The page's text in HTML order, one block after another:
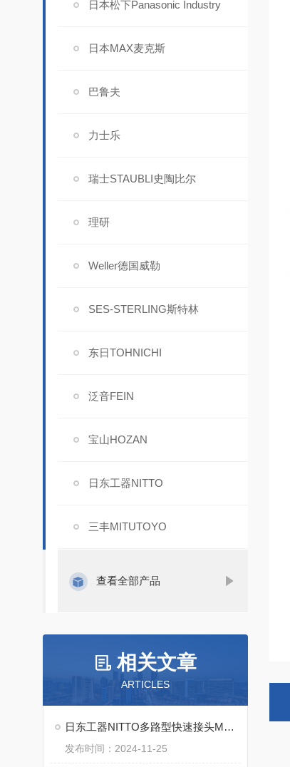
日本松下Panasonic Industry
日本MAX麦克斯
巴鲁夫
力士乐
瑞士STAUBLI史陶比尔
理研
Weller德国威勒
SES-STERLING斯特林
东日TOHNICHI
泛音FEIN
宝山HOZAN
日东工器NITTO
三丰MITUTOYO
查看全部产品
相关文章
ARTICLES
日东工器NITTO多路型快速接头MAS MAT系列特点
发布时间：2024-11-25